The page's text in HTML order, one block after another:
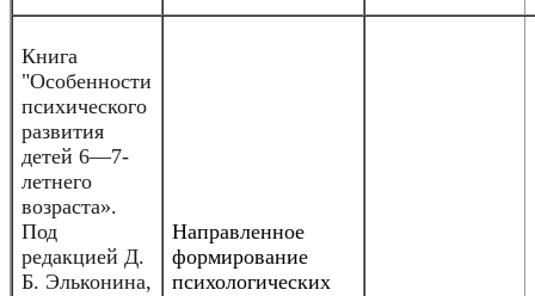
Книга
"Особенности
психического
развития
детей 6—7-
летнего
возраста».
Под
редакцией Д.
Б. Эльконина,
Направленное
формирование
психологических